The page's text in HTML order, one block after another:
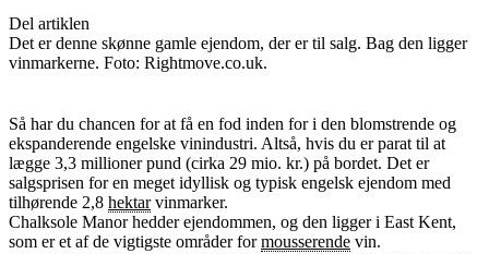
Del artiklen
Det er denne skønne gamle ejendom, der er til salg. Bag den ligger
vinmarkerne. Foto: Rightmove.co.uk.
Så har du chancen for at få en fod inden for i den blomstrende og
ekspanderende engelske vinindustri. Altså, hvis du er parat til at
lægge 3,3 millioner pund (cirka 29 mio. kr.) på bordet. Det er
salgsprisen for en meget idyllisk og typisk engelsk ejendom med
tilhørende 2,8 hektarvinmarker.
Chalksole Manor hedder ejendommen, og den ligger i East Kent,
som er et af de vigtigste områder formousserende vin.